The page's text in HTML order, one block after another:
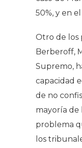
50%, y en
Otro de los
Berberoff,
Supremo,
capacidad
de no
mayoría de
problema
los